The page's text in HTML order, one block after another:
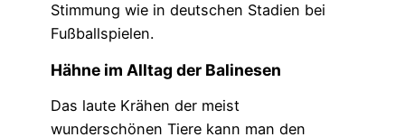
Stimmung wie in deutschen Stadien bei
Fußballspielen.
Hähne im Alltag der Balinesen
Das laute Krähen der meist
wunderschönen Tiere kann man den